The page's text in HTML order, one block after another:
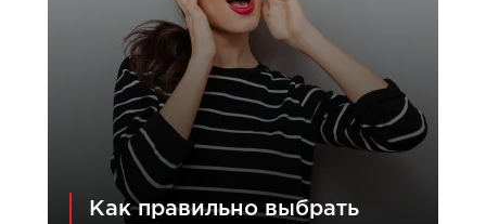
Как правильно выбрать